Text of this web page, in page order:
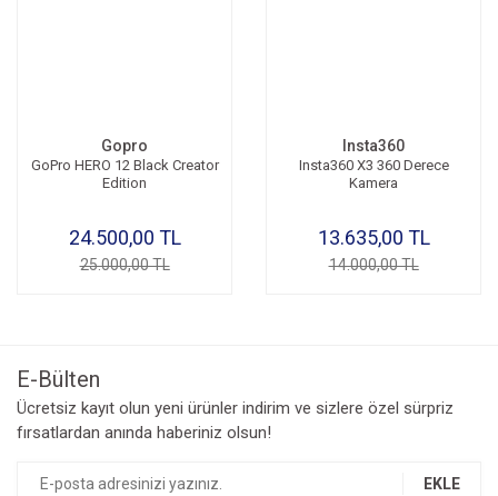
Gopro
GoPro HERO 12 Black Creator
Edition
24.500,00 TL
25.000,00 TL
Insta360
Insta360 X3 360 Derece
Kamera
13.635,00 TL
14.000,00 TL
E-Bülten
Ücretsiz kayıt olun yeni ürünler indirim ve sizlere özel sürpriz
fırsatlardan anında haberiniz olsun!
EKLE